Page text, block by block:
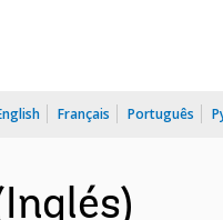
Français Português